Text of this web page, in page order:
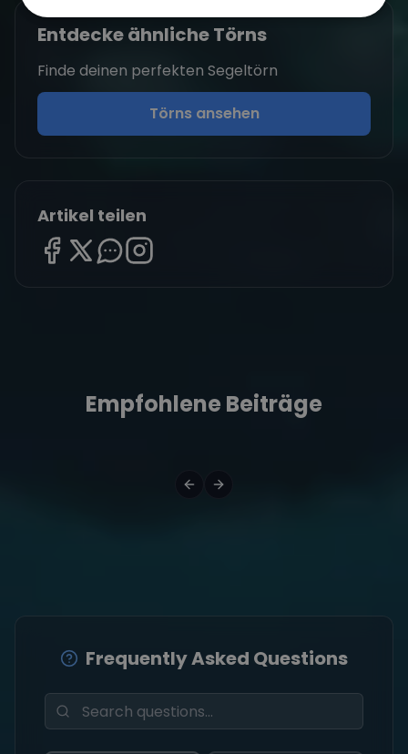
Entdecke ähnliche Törns
Finde deinen perfekten Segeltörn
Törns ansehen
Artikel teilen
Empfohlene Beiträge
Frequently Asked Questions